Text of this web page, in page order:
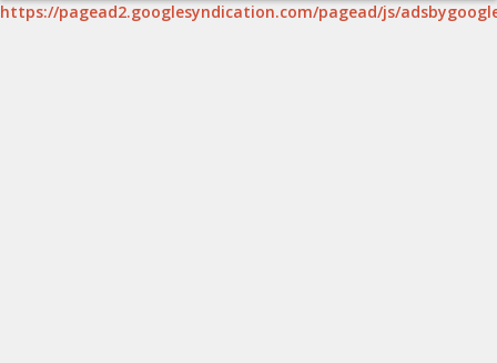
https://pagead2.googlesyndication.com/pagead/js/